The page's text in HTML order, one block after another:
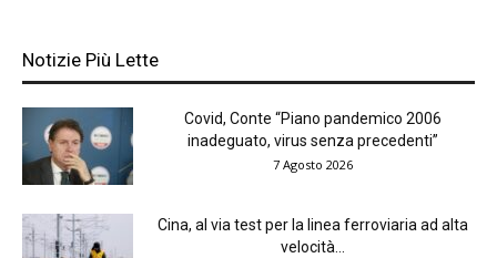
Notizie Più Lette
Covid, Conte “Piano pandemico 2006
inadeguato, virus senza precedenti”
7 Agosto 2026
Cina, al via test per la linea ferroviaria ad alta
velocità...